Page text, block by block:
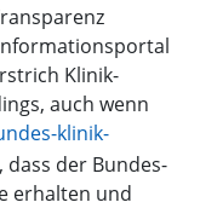
Klinik-
auch wenn
klinik-
der Bundes-
erhalten und